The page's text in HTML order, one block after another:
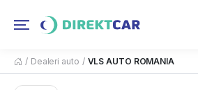
/ Dealeri auto / VLS AUTO ROMANIA